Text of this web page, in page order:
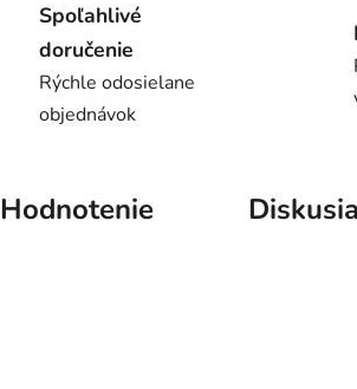
Spoľahlivé
doručenie
Rýchle odosielane
objednávok
Hodnotenie Diskusia